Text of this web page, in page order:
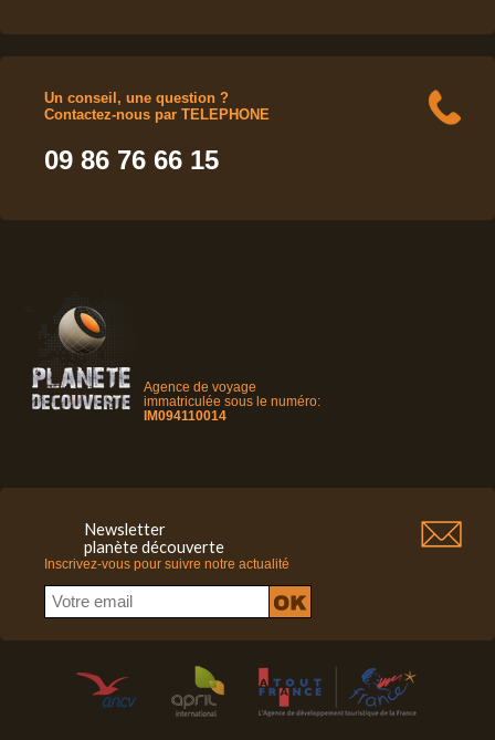
Un conseil, une question ?
Contactez-nous par TELEPHONE
09 86 76 66 15
Agence de voyage
immatriculée sous le numéro:
IM094110014
Newsletter
planète découverte
Inscrivez-vous pour suivre notre actualité